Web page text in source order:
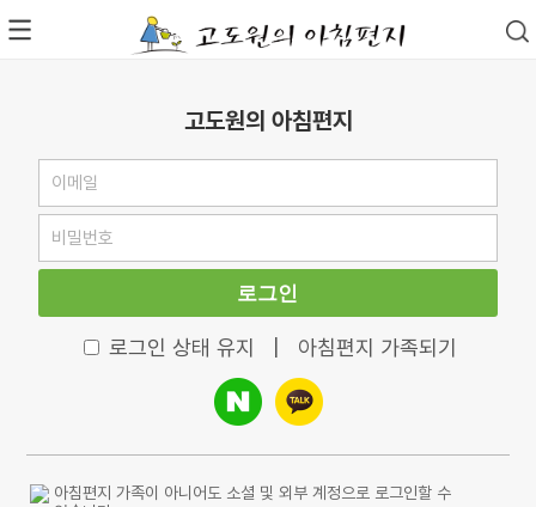
고도원의 아침편지
로그인
로그인 상태 유지 아침편지 가족되기
아침편지 가족이 아니어도 소셜 및 외부 계정으로 로그인할 수